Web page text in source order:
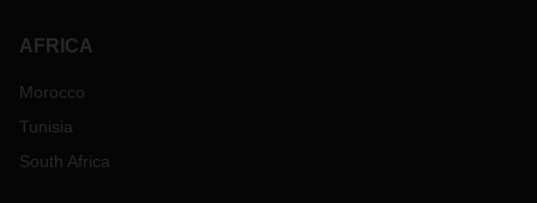
AFRICA
Morocco
Tunisia
South Africa